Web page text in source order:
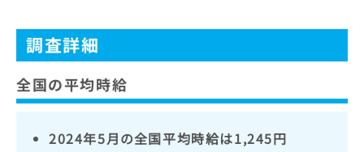
調査詳細
全国の平均時給
2024年5月の全国平均時給は1,245円